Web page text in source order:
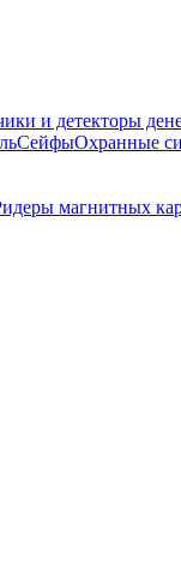
и детекторы
СейфыОхранные
магнитных